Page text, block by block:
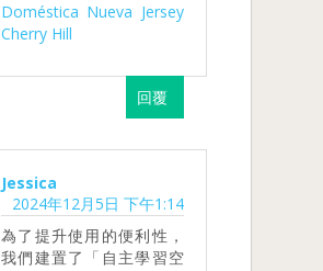
Doméstica Nueva Jersey
Cherry Hill
回覆
Jessica
2024年12月5日 下午1:14
為了提升使用的便利性，
我們建置了「自主學習空